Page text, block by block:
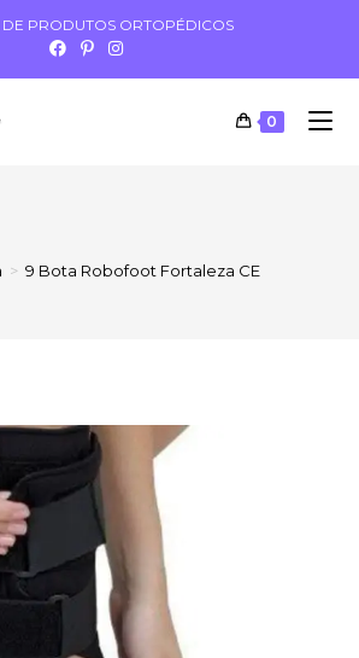
PRODUTOS ORTOPÉDICOS
0
> 9 Bota Robofoot Fortaleza CE